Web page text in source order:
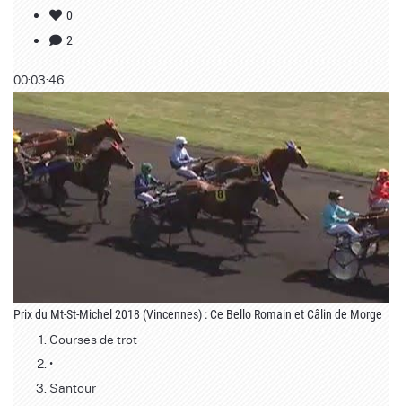
0
2
00:03:46
Prix du Mt-St-Michel 2018 (Vincennes) : Ce Bello Romain et Câlin de Morge
Courses de trot
•
Santour